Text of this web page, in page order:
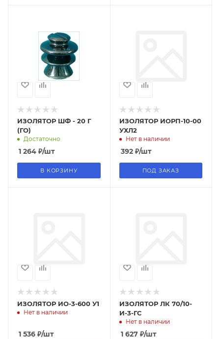
ИЗОЛЯТОР ШФ - 20 Г
(ГО)
Достаточно
1 264 ₽/шт
В КОРЗИНУ
ИЗОЛЯТОР ИОРП-10-00
УХЛ2
Нет в наличии
392₽/шт
ПОД ЗАКАЗ
ИЗОЛЯТОР ИО-3-600 У1
Нет в наличии
1 536 ₽/шт
ИЗОЛЯТОР ЛК 70/10-
И-3-ГС
Нет в наличии
1 627₽/шт